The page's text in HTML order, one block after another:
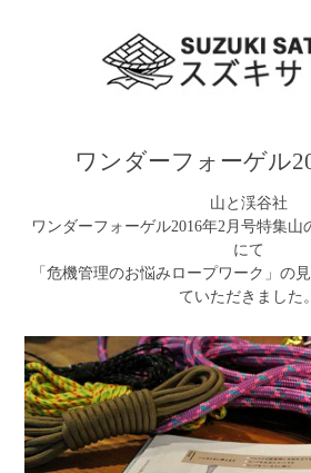
ワンダーフォーゲル
山と渓谷社
ワンダーフォーゲル2016年2月号特集山
にて
「危機管理のお悩みロープワーク」の
ていただきました。